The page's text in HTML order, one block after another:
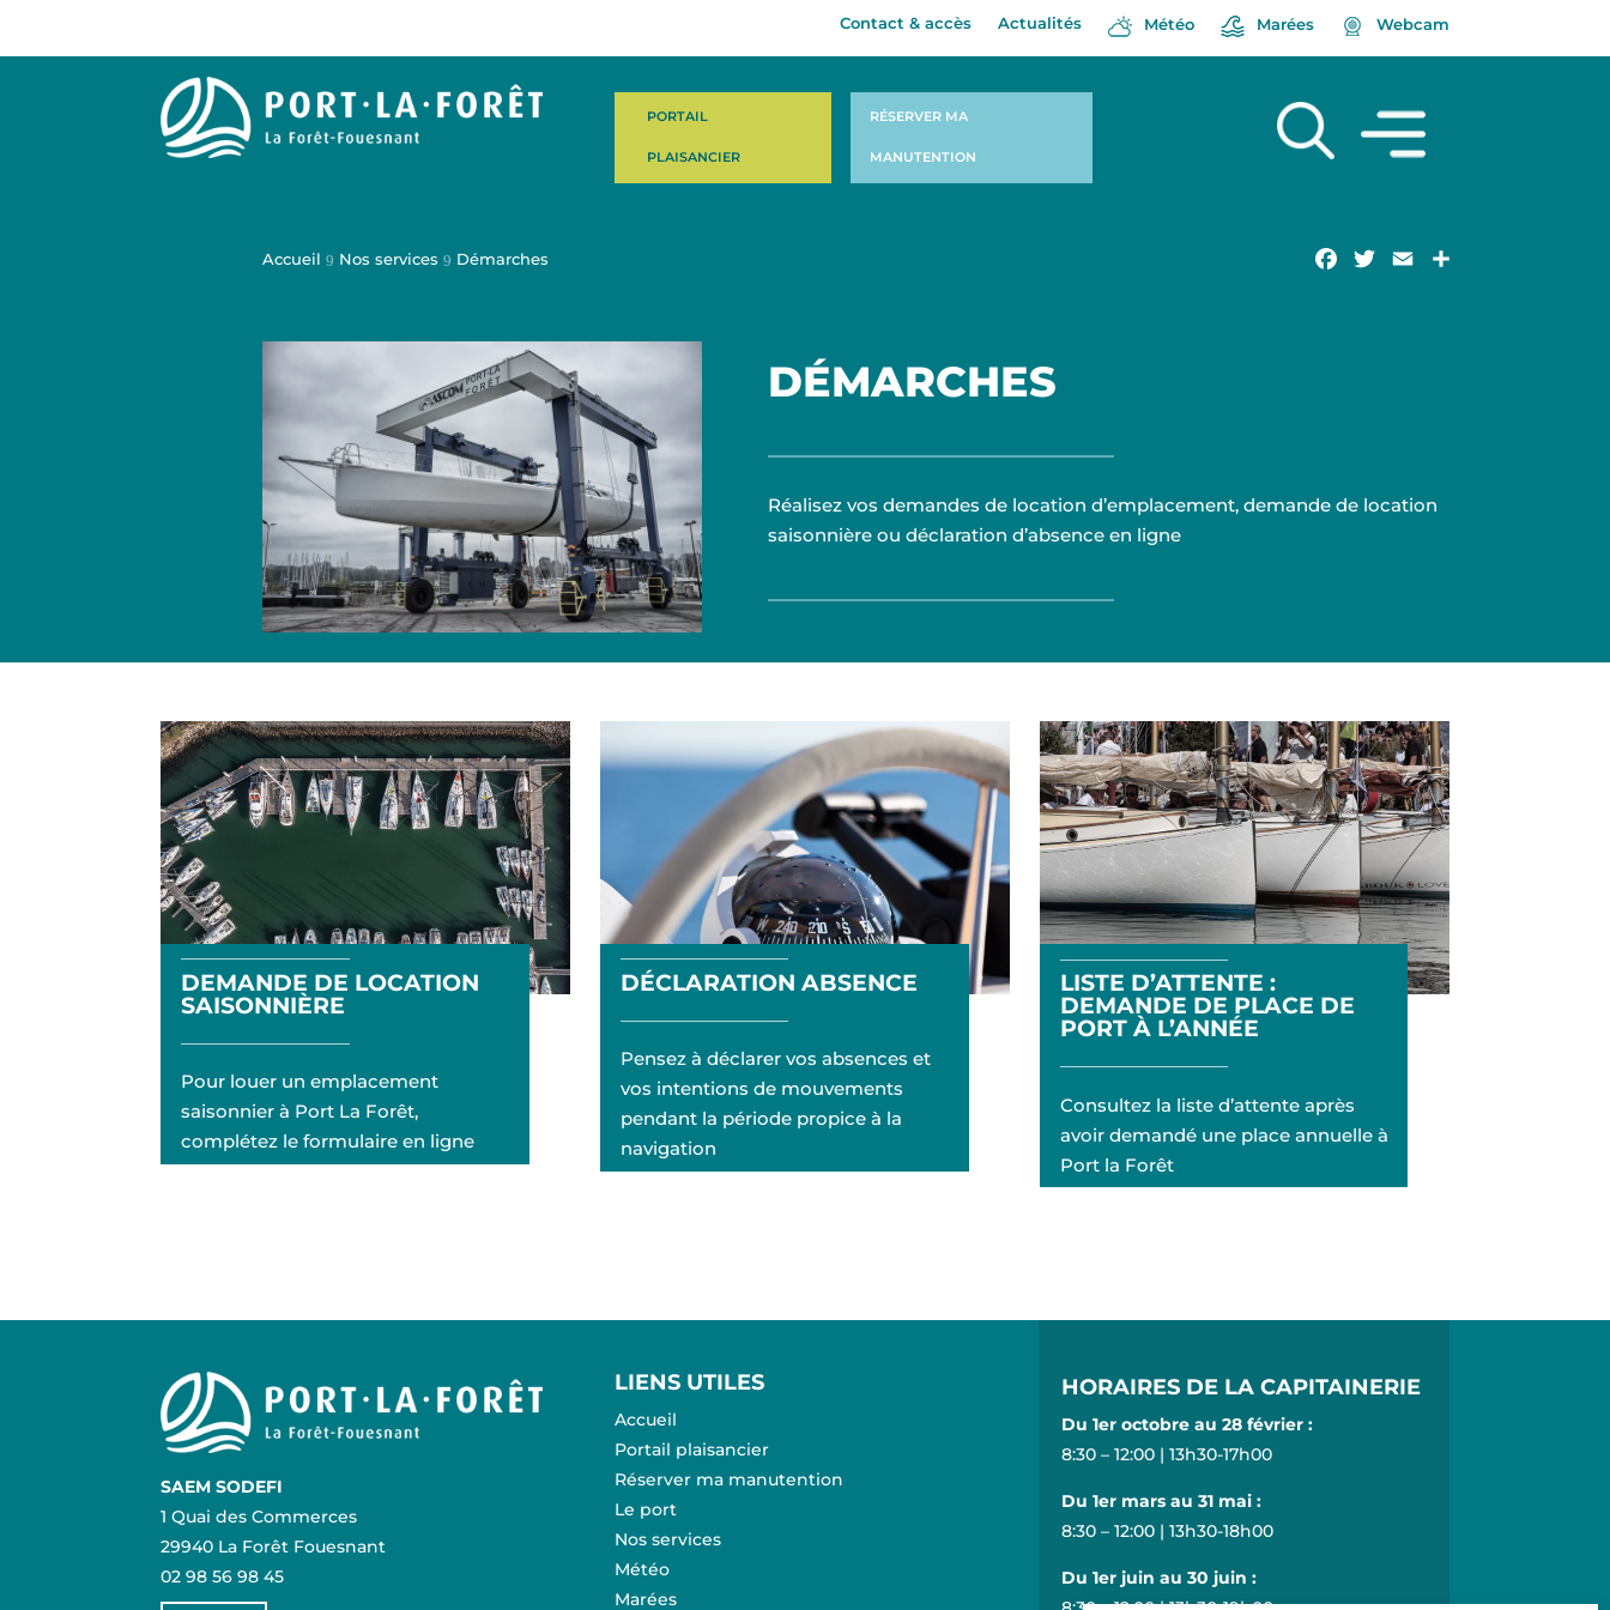
Contact & accès Actualités Météo Marées Webcam
PORTAIL
PLAISANCIER
RÉSERVER MA
MANUTENTION
Accueil 9 Nos services 9 Démarches Facebook
TwitterEmail
DÉMARCHES
Réalisez vos demandes de location d’emplacement, demande de location
saisonnière ou déclaration d’absence en ligne
DEMANDE DE LOCATION
SAISONNIÈRE
Pour louer un emplacement
saisonnier à Port La Forêt,
complétez le formulaire en ligne
DÉCLARATION ABSENCE
Pensez à déclarer vos absences et
vos intentions de mouvements
pendant la période propice à la
navigation
LISTE D’ATTENTE :
DEMANDE DE PLACE DE
PORT À L’ANNÉE
Consultez la liste d’attente après
avoir demandé une place annuelle à
Port la Forêt
SAEM SODEFI
1 Quai des Commerces
29940 La Forêt Fouesnant
02 98 56 98 45
LIENS UTILES
Accueil
Portail plaisancier
Réserver ma manutention
Le port
Nos services
Météo
Marées
HORAIRES DE LA CAPITAINERIE
Du 1er octobre au 28 février :
8:30 – 12:00 | 13h30-17h00
Du 1er mars au 31 mai :
8:30 – 12:00 | 13h30-18h00
Du 1er juin au 30 juin :